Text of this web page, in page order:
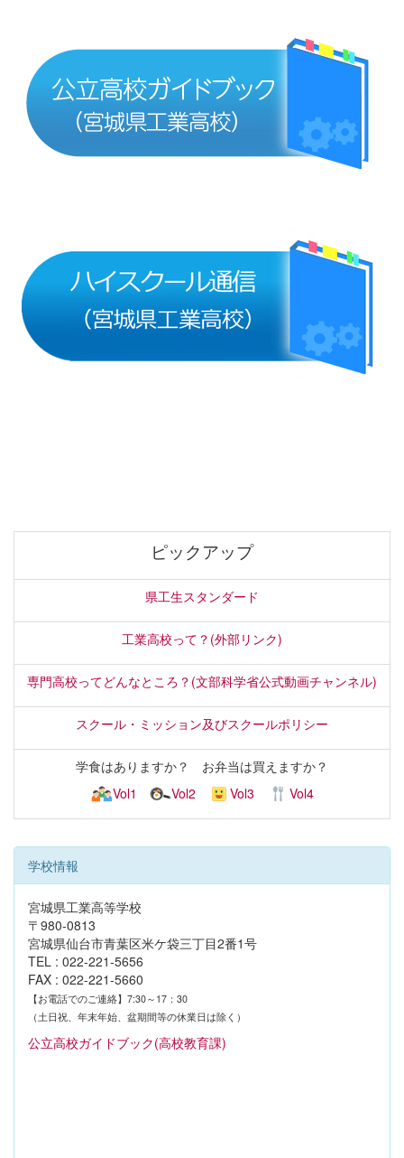
ピックアップ
県工生スタンダード
工業高校って？(外部リンク)
専門高校ってどんなところ？(文部科学省公式動画チャンネル)
スクール・ミッション及びスクールポリシー
学食はありますか？ お弁当は買えますか？
Vol1
Vol2 Vol3 Vol4
学校情報
宮城県工業高等学校
〒980-0813
宮城県仙台市青葉区米ケ袋三丁目2番1号
TEL : 022-221-5656
FAX : 022-221-5660
【お電話でのご連絡】7:30～17：30
（土日祝、年末年始、盆期間等の休業日は除く）
公立高校ガイドブック(高校教育課)